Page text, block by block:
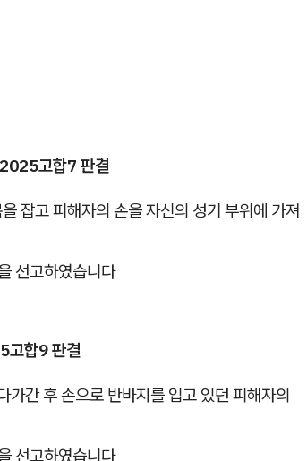
고합7 판결
잡고 피해자의 손을 자신의 성기 부위에 가져
선고하였습니다
고합9 판결
간 후 손으로 반바지를 입고 있던 피해자의
선고하였습니다